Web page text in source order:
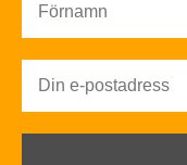
Brandsäkerhet
Brandsäkerhet
Brandförlopp i
Brandklasser